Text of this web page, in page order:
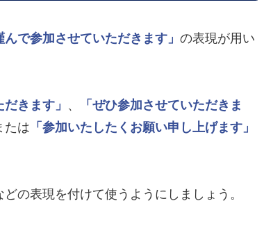
んで参加させていただきます」 の表現が用い
きます」 、
「ぜひ参加させていただきま
たは 「参加いたしたくお願い申し上げます」
どの表現を付けて使うようにしましょう。